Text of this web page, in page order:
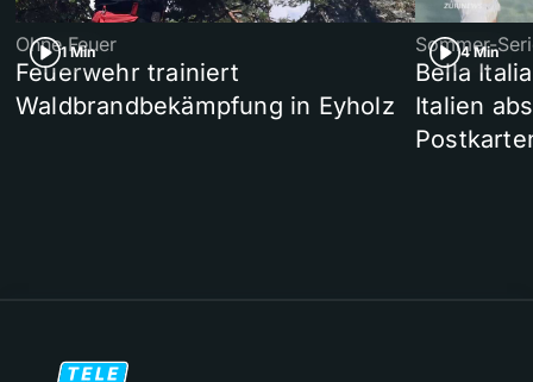
1 Min
Ohne Feuer
Feuerwehr trainiert
Waldbrandbekämpfung in Eyholz
4 Min
Sommer-
Bella
Italien